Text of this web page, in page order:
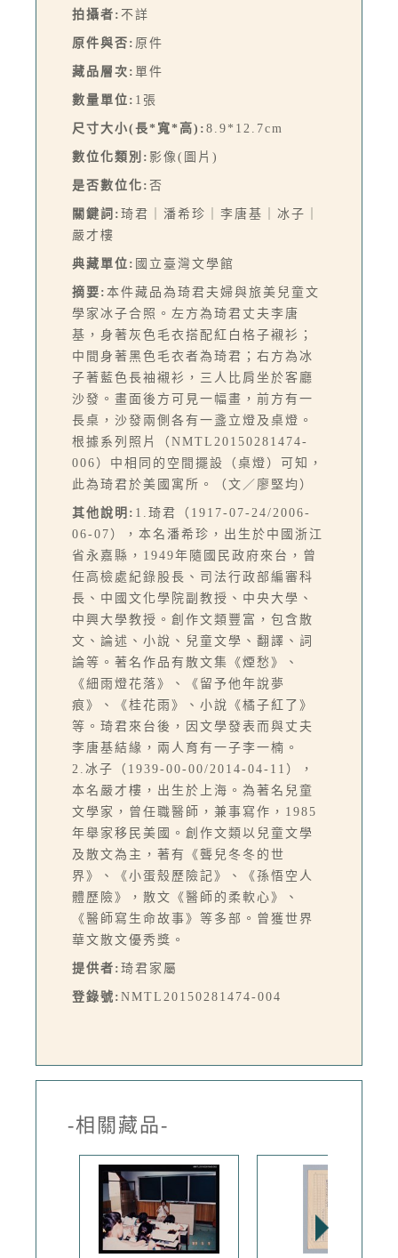
拍攝者: 不詳
原件與否: 原件
藏品層次: 單件
數量單位: 1張
尺寸大小(長*寬*高): 8.9*12.7cm
數位化類別: 影像(圖片)
是否數位化: 否
關鍵詞: 琦君｜潘希珍｜李唐基｜冰子｜
嚴才樓
典藏單位: 國立臺灣文學館
摘要: 本件藏品為琦君夫婦與旅美兒童文
學家冰子合照。左方為琦君丈夫李唐
基，身著灰色毛衣搭配紅白格子襯衫；
中間身著黑色毛衣者為琦君；右方為冰
子著藍色長袖襯衫，三人比肩坐於客廳
沙發。畫面後方可見一幅畫，前方有一
長桌，沙發兩側各有一盞立燈及桌燈。
根據系列照片（NMTL20150281474-
006）中相同的空間擺設（桌燈）可知，
此為琦君於美國寓所。（文／廖堅均）
其他說明: 1.琦君（1917-07-24/2006-
06-07），本名潘希珍，出生於中國浙江
省永嘉縣，1949年隨國民政府來台，曾
任高檢處紀錄股長、司法行政部編審科
長、中國文化學院副教授、中央大學、
中興大學教授。創作文類豐富，包含散
文、論述、小說、兒童文學、翻譯、詞
論等。著名作品有散文集《煙愁》、
《細雨燈花落》、《留予他年說夢
痕》、《桂花雨》、小說《橘子紅了》
等。琦君來台後，因文學發表而與丈夫
李唐基結緣，兩人育有一子李一楠。
2.冰子（1939-00-00/2014-04-11），
本名嚴才樓，出生於上海。為著名兒童
文學家，曾任職醫師，兼事寫作，1985
年舉家移民美國。創作文類以兒童文學
及散文為主，著有《聾兒冬冬的世
界》、《小蛋殼歷險記》、《孫悟空人
體歷險》，散文《醫師的柔軟心》、
《醫師寫生命故事》等多部。曾獲世界
華文散文優秀獎。
提供者: 琦君家屬
登錄號: NMTL20150281474-004
-相關藏品-